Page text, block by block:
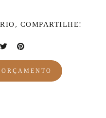
COMPARTILHE!